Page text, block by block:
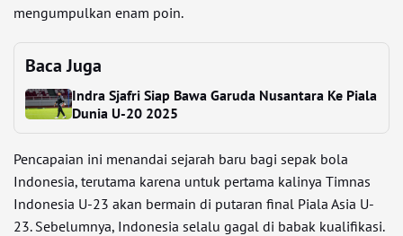
mengumpulkan enam poin.
Baca Juga
Indra Sjafri Siap Bawa Garuda Nusantara Ke Piala
Dunia U-20 2025
Pencapaian ini menandai sejarah baru bagi sepak bola
Indonesia, terutama karena untuk pertama kalinya Timnas
Indonesia U-23 akan bermain di putaran final Piala Asia U-
23. Sebelumnya, Indonesia selalu gagal di babak kualifikasi.